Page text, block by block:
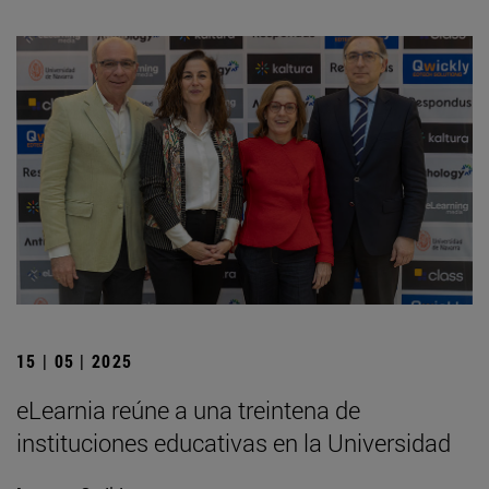
15 | 05 | 2025
eLearnia reúne a una treintena de
instituciones educativas en la Universidad